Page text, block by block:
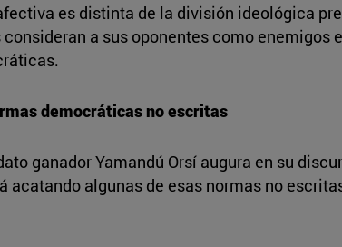
es distinta de la división ideológica
a sus oponentes como
democráticas no escritas
ganador Yamandú Orsí augura en su
acatando algunas de esas normas no